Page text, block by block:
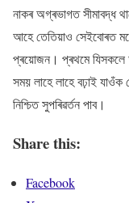
নাকৰ অগ্ৰভাগত সীমাবদ্ধ
আহে তেতিয়াও সেইবোৰত
প্ৰয়োজন। প্ৰথমে
সময় লাহে লাহে বঢ়াই
নিশ্চিত সুপৰিৱৰ্তন পাব।
Share this:
Facebook